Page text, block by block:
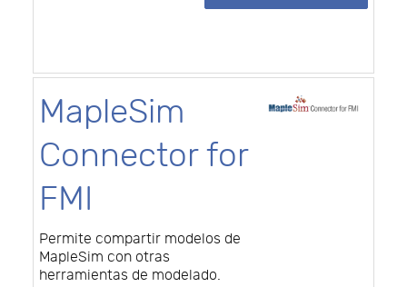
MapleSim
Connector for
FMI
Permite compartir modelos de
MapleSim con otras
herramientas de modelado.